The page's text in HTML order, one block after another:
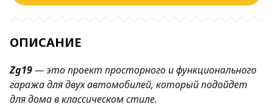
ОПИСАНИЕ
Zg19— это проект просторного и функционального
гаража для двух автомобилей, который подойдет
для дома в классическом стиле.